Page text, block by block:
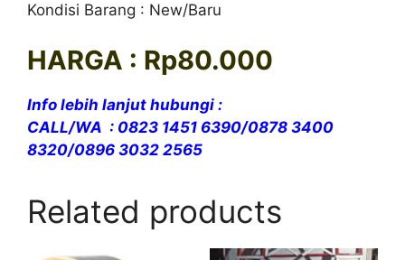
Kondisi Barang : New/Baru
HARGA : Rp80.000
Info lebih lanjut hubungi :
CALL/WA : 0823 1451 6390/0878 3400
8320/0896 3032 2565
Related products